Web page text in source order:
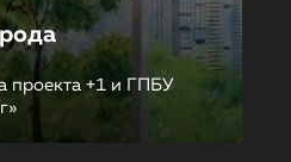
проекта +1 и ГПБУ